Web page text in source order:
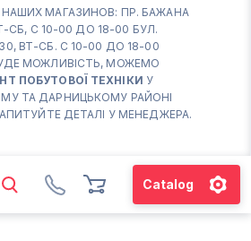
МАГАЗИНОВ: ПР. БАЖАНА
СБ, С 10-00 ДО 18-00 БУЛ.
ВТ-СБ. С 10-00 ДО 18-00
МОЖЛИВІСТЬ, МОЖЕМО
ПОБУТОВОЇ ТЕХНІКИ У
ТА ДАРНИЦЬКОМУ РАЙОНІ
ДЕТАЛІ У МЕНЕДЖЕРА.
Catalog
район
ВТ-СБ с10-00 до
76 42
– ПРАЦЮЄ
00 ДО 18-00